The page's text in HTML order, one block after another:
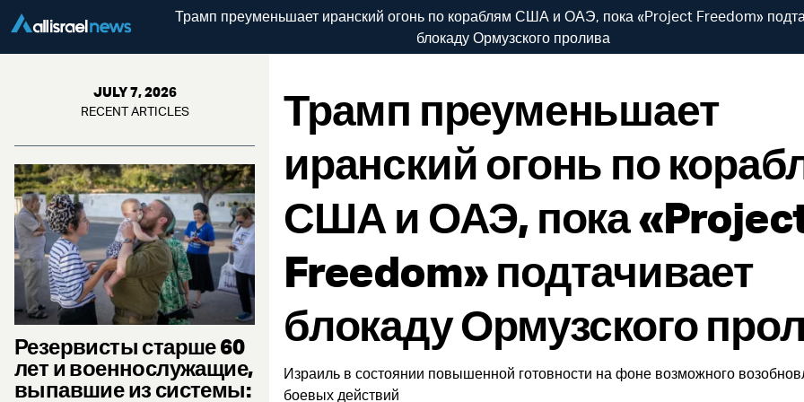
Трамп преуменьшает иранский огонь по кораблям США и ОАЭ, пока «Project Freedom»
блокаду Ормузского пролива
JULY 7, 2026
RECENT ARTICLES
Резервисты старше 60
лет и военнослужащие,
выпавшие из системы:
Трамп преуменьшает
иранский огонь по
США и ОАЭ, пока
Freedom» подтачивает
блокаду Ормузского
Израиль в состоянии повышенной готовности на фоне возможного
боевых действий